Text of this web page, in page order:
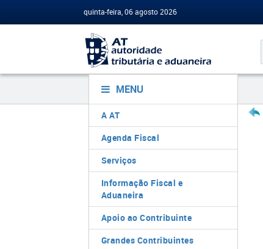
quinta-feira, 06 agosto 2026
MENU
A AT
Agenda Fiscal
Serviços
Informação Fiscal e
Aduaneira
Apoio ao Contribuinte
Grandes Contribuintes